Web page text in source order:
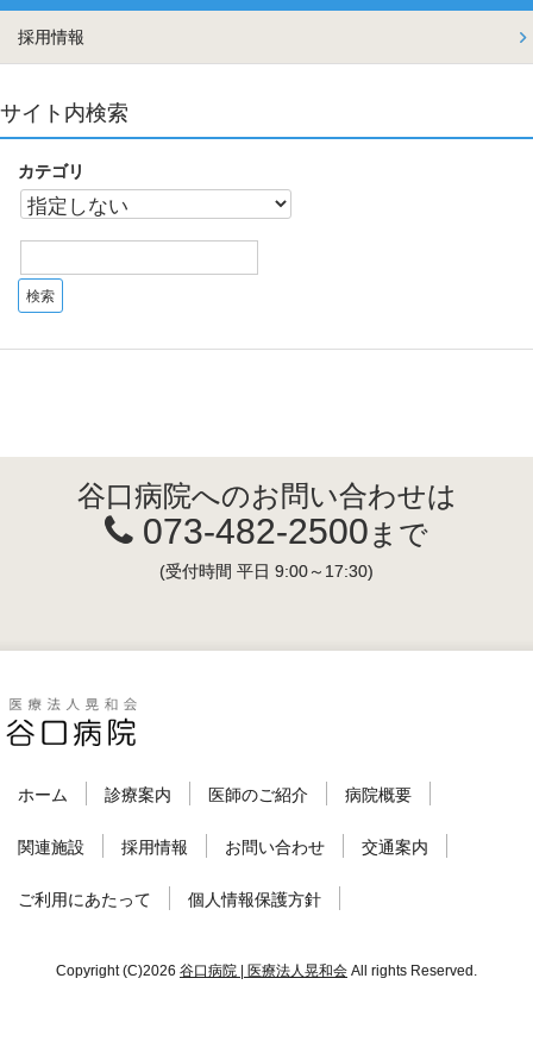
採用情報
サイト内検索
カテゴリ
谷口病院へのお問い合わせは
073-482-2500 まで
(受付時間 平日 9:00～17:30)
ホーム 診療案内 医師のご紹介 病院概要
関連施設 採用情報 お問い合わせ 交通案内
ご利用にあたって 個人情報保護方針
Copyright (C)2026 谷口病院 | 医療法人晃和会 All rights Reserved.